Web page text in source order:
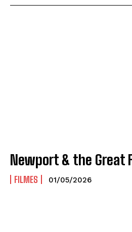
Newport & the Great
FILMES 01/05/2026